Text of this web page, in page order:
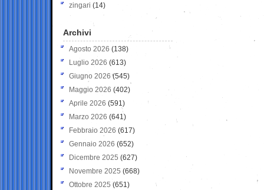
zingari (14)
Archivi
Agosto 2026 (138)
Luglio 2026 (613)
Giugno 2026 (545)
Maggio 2026 (402)
Aprile 2026 (591)
Marzo 2026 (641)
Febbraio 2026 (617)
Gennaio 2026 (652)
Dicembre 2025 (627)
Novembre 2025 (668)
Ottobre 2025 (651)